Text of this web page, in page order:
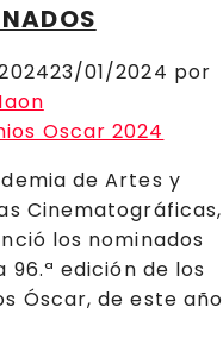
23/01/2024 por
de Artes y
Cinematográficas,
los nominados
96.ª edición de los
Óscar, de este año